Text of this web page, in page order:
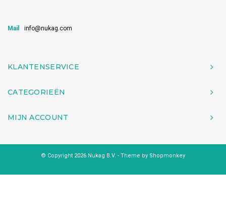
Mail info@nukag.com
KLANTENSERVICE
CATEGORIEËN
MIJN ACCOUNT
© Copyright 2026 Nukag B.V. - Theme by Shopmonkey